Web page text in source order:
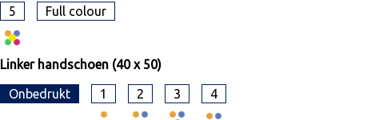
5 Full colour
Linker handschoen (40 x 50)
Onbedrukt 1 2 3 4